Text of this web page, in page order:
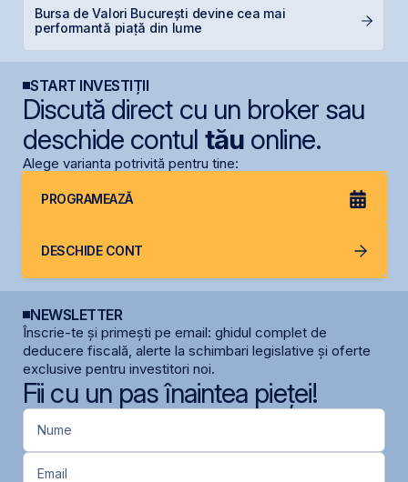
Bursa de Valori București devine cea mai
performantă piață din lume
START INVESTIȚII
Discută direct cu un broker sau
deschide contul tăuonline.
Alege varianta potrivită pentru tine:
PROGRAMEAZĂ
DESCHIDE CONT
NEWSLETTER
Înscrie-te și primești pe email: ghidul complet de
deducere fiscală, alerte la schimbari legislative și oferte
exclusive pentru investitori noi.
Fii cu un pas înaintea pieței!
Nume
Email